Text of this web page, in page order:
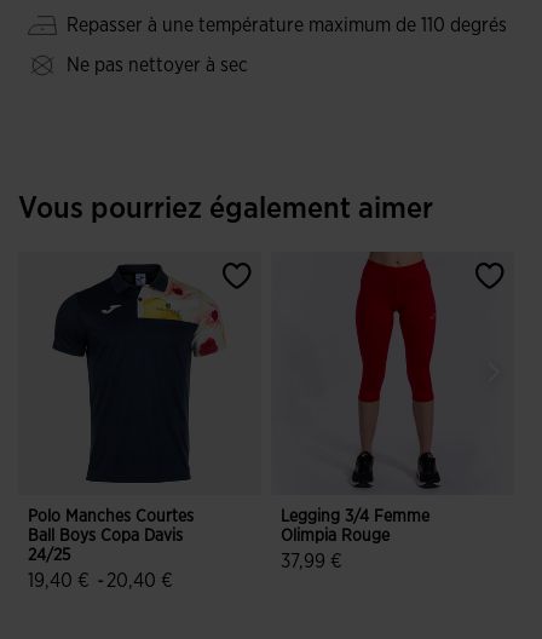
En ce qui concerne le design, on note l'impression
personnalisée du drapeau italien sur la poitrine, ainsi que
Repasser à une température maximum de 110 degrés
Ne pas nettoyer à sec
Vous pourriez également aimer
Polo Manches Courtes
Ball Boys Copa Davis
24/25
19,40 € - 20,40 €
Legging 3/4 Femme
Olimpia Rouge
37,99 €